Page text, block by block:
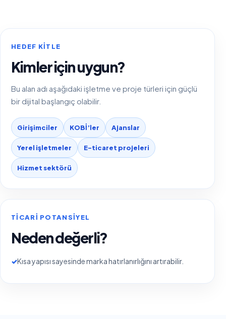
HEDEF KITLE
Kimler için uygun?
Bu alan adı aşağıdaki işletme ve proje türleri için güçlü
bir dijital başlangıç olabilir.
Girişimciler KOBİ’ler Ajanslar
Yerel işletmeler E-ticaret projeleri
Hizmet sektörü
TICARI POTANSIYEL
Neden değerli?
✓Kısa yapısı sayesinde marka hatırlanırlığını artırabilir.